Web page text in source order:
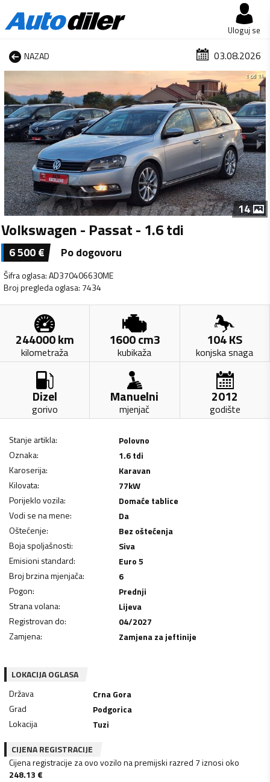
Uloguj se
NAZAD 03.08.2026
1 od 14
14
Volkswagen - Passat - 1.6 tdi
6 500€ Po dogovoru
Šifra oglasa:AD370406630ME
Broj pregleda oglasa: 7434
244000km
kilometraža
1600cm3
kubikaža
104KS
konjska snaga
Dizel
gorivo
Manuelni
mjenjač
2012
godište
Stanje artikla:
Polovno
Oznaka:
1.6 tdi
Karoserija:
Karavan
Kilovata: 77kW
Porijeklo vozila:
Domaće tablice
Vodi se na mene:
Da
Oštećenje:
Bez oštećenja
Boja spoljašnosti:
Siva
Emisioni standard:
Euro 5
Broj brzina mjenjača:
6
Pogon:
Prednji
Strana volana:
Lijeva
Registrovan do:
04/2027
Zamjena: Zamjena za jeftinije
LOKACIJA OGLASA
Država
Crna Gora
Grad
Podgorica
Lokacija
Tuzi
CIJENA REGISTRACIJE
Cijena registracije za ovo vozilo na premijski razred 7 iznosi oko
248.13 €